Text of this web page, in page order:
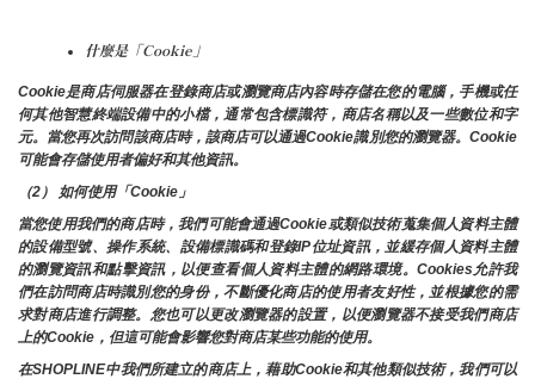
什麼是「Cookie」
Cookie是商店伺服器在登錄商店或瀏覽商店內容時存儲在您的電腦，手機或任
何其他智慧終端設備中的小檔，通常包含標識符，商店名稱以及一些數位和字
元。當您再次訪問該商店時，該商店可以通過Cookie識別您的瀏覽器。Cookie
可能會存儲使用者偏好和其他資訊。
（2） 如何使用「Cookie」
當您使用我們的商店時，我們可能會通過Cookie或類似技術蒐集個人資料主體
的設備型號、操作系統、設備標識碼和登錄IP位址資訊，並緩存個人資料主體
的瀏覽資訊和點擊資訊，以便查看個人資料主體的網路環境。Cookies允許我
們在訪問商店時識別您的身份，不斷優化商店的使用者友好性，並根據您的需
求對商店進行調整。您也可以更改瀏覽器的設置，以便瀏覽器不接受我們商店
上的Cookie，但這可能會影響您對商店某些功能的使用。
在SHOPLINE中我們所建立的商店上，藉助Cookie和其他類似技術，我們可以